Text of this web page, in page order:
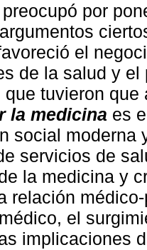
por
el
de la salud y
que tuvieron que
la medicina es
social moderna
servicios de
la medicina y
relación
el
implicaciones